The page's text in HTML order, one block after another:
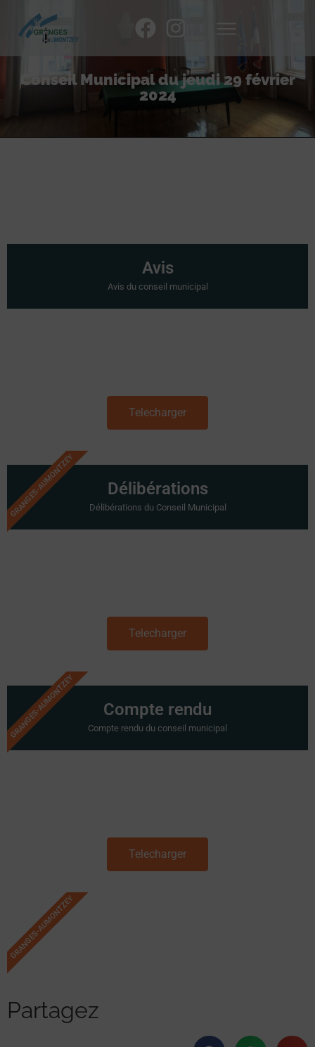
Conseil Municipal du jeudi 29 février
2024
Avis
Avis du conseil municipal
Telecharger
GRANGES-AUMONTZEY Délibérations
Délibérations du Conseil Municipal
Telecharger
GRANGES-AUMONTZEY Compte rendu
Compte rendu du conseil municipal
Telecharger
GRANGES-AUMONTZEY
Partagez